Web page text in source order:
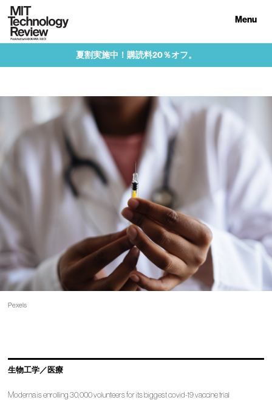
Menu
夏割実施中！購読料20％オフ。
Pexels
生物工学／医療
Moderna is enrolling 30,000 volunteers for its biggest covid-19 vaccine trial